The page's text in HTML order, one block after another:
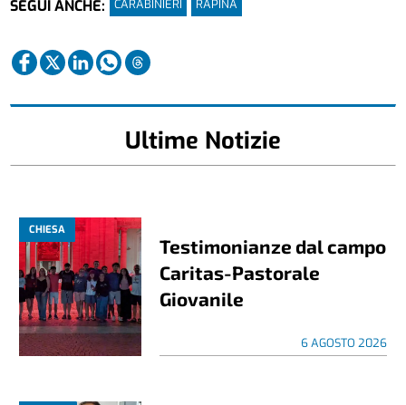
SEGUI ANCHE:
CARABINIERI RAPINA
Ultime Notizie
CHIESA
Testimonianze dal campo
Caritas-Pastorale
Giovanile
6 AGOSTO 2026